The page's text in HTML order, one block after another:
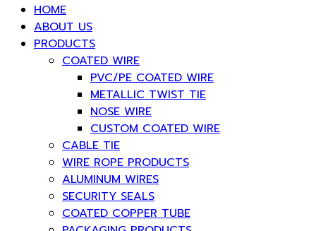
HOME
ABOUT US
PRODUCTS
COATED WIRE
PVC/PE COATED WIRE
METALLIC TWIST TIE
NOSE WIRE
CUSTOM COATED WIRE
CABLE TIE
WIRE ROPE PRODUCTS
ALUMINUM WIRES
SECURITY SEALS
COATED COPPER TUBE